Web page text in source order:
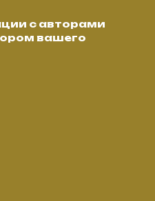
с авторами
вашего